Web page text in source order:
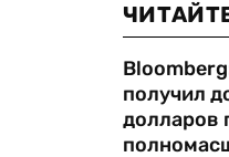
получил
долларов